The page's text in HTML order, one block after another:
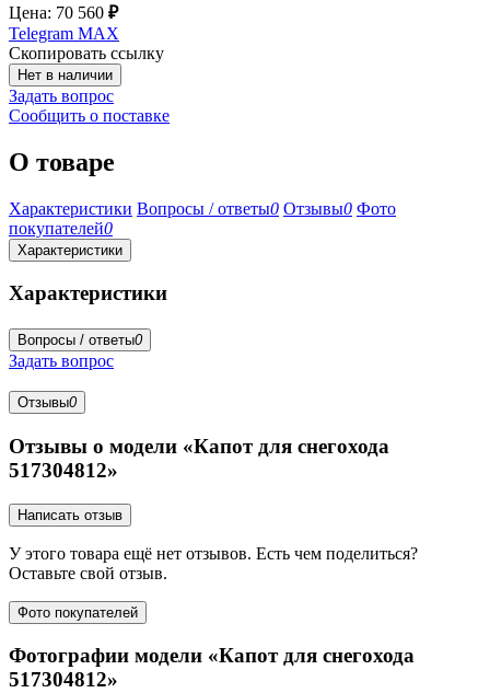
Цена: 70 560 ₽
Telegram MAX
Скопировать ссылку
Нет в наличии
Задать вопрос
Сообщить о поставке
О товаре
Характеристики Вопросы / ответы0 Отзывы0 Фото
покупателей0
Характеристики
Характеристики
Вопросы / ответы0
Задать вопрос
Отзывы0
Отзывы о модели «Капот для снегохода
517304812»
Написать отзыв
У этого товара ещё нет отзывов. Есть чем поделиться?
Оставьте свой отзыв.
Фото покупателей
Фотографии модели «Капот для снегохода
517304812»